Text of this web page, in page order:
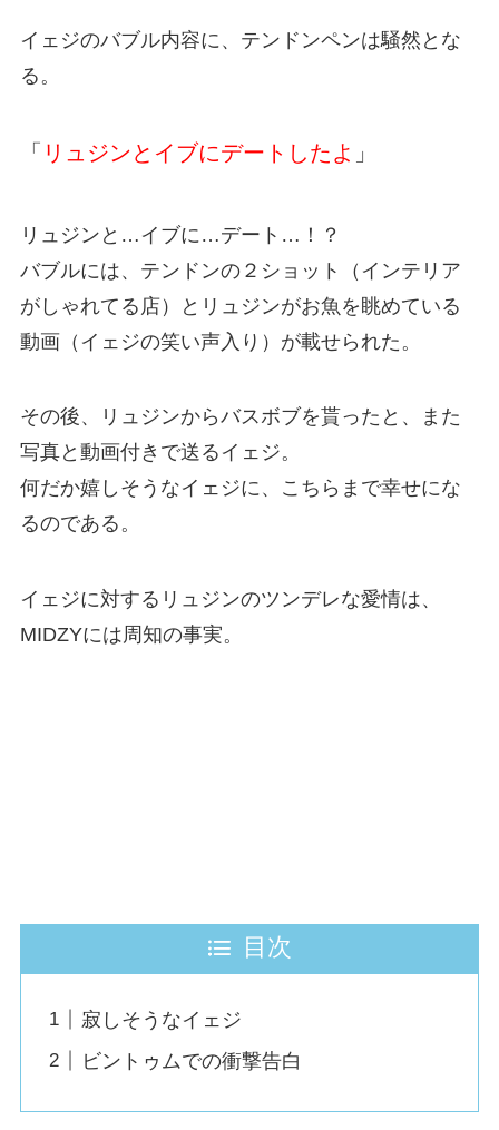
イェジのバブル内容に、テンドンペンは騒然とな
る。
「 リュジンとイブにデートしたよ 」
リュジンと…イブに…デート…！？
バブルには、テンドンの２ショット（インテリア
がしゃれてる店）とリュジンがお魚を眺めている
動画（イェジの笑い声入り）が載せられた。
その後、リュジンからバスボブを貰ったと、また
写真と動画付きで送るイェジ。
何だか嬉しそうなイェジに、こちらまで幸せにな
るのである。
イェジに対するリュジンのツンデレな愛情は、
MIDZYには周知の事実。
目次
寂しそうなイェジ
ビントゥムでの衝撃告白